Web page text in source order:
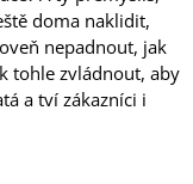
doma naklidit,
nepadnout, jak
tohle zvládnout, aby
a tví zákazníci i